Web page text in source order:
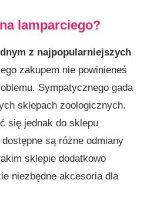
lamparciego?
z najpopularniejszych
zakupem nie powinieneś
Sympatycznego gada
sklepach zoologicznych.
się jednak do sklepu
są różne odmiany
sklepie dodatkowo
niezbędne akcesoria dla